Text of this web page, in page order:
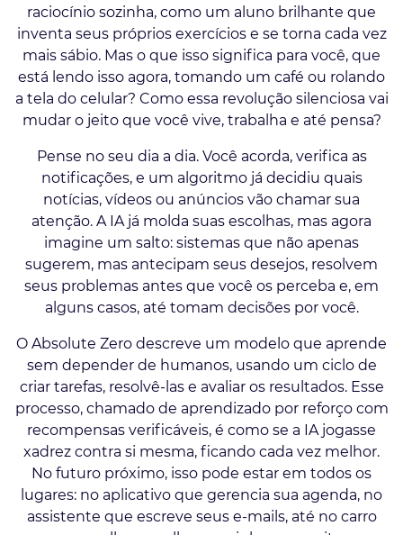
raciocínio sozinha, como um aluno brilhante que
inventa seus próprios exercícios e se torna cada vez
mais sábio. Mas o que isso significa para você, que
está lendo isso agora, tomando um café ou rolando
a tela do celular? Como essa revolução silenciosa vai
mudar o jeito que você vive, trabalha e até pensa?
Pense no seu dia a dia. Você acorda, verifica as
notificações, e um algoritmo já decidiu quais
notícias, vídeos ou anúncios vão chamar sua
atenção. A IA já molda suas escolhas, mas agora
imagine um salto: sistemas que não apenas
sugerem, mas antecipam seus desejos, resolvem
seus problemas antes que você os perceba e, em
alguns casos, até tomam decisões por você.
O Absolute Zero descreve um modelo que aprende
sem depender de humanos, usando um ciclo de
criar tarefas, resolvê-las e avaliar os resultados. Esse
processo, chamado de aprendizado por reforço com
recompensas verificáveis, é como se a IA jogasse
xadrez contra si mesma, ficando cada vez melhor.
No futuro próximo, isso pode estar em todos os
lugares: no aplicativo que gerencia sua agenda, no
assistente que escreve seus e-mails, até no carro